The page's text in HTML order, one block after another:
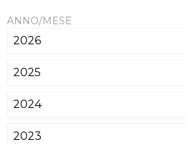
ANNO/MESE
2026
2025
2024
2023